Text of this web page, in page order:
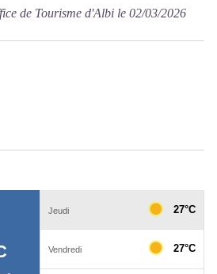
de Tourisme d'Albi le 02/03/2026